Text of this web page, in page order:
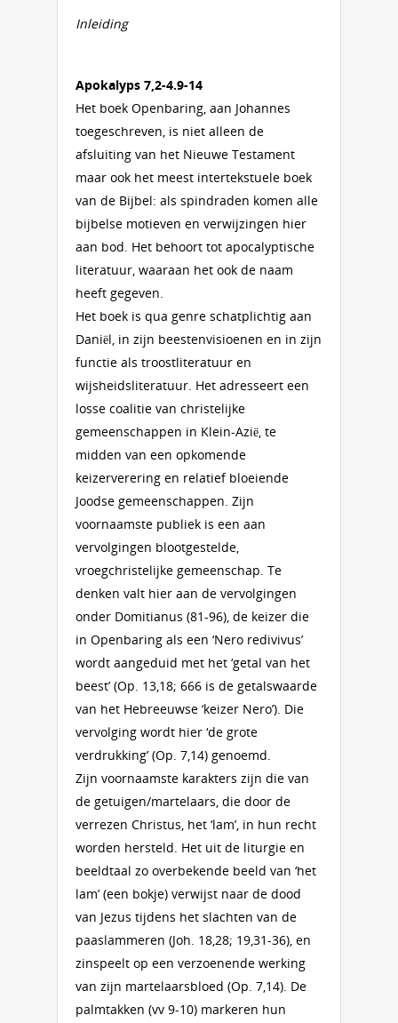
Inleiding
Apokalyps 7,2-4.9-14
Het boek Openbaring, aan Johannes
toegeschreven, is niet alleen de
afsluiting van het Nieuwe Testament
maar ook het meest intertekstuele boek
van de Bijbel: als spindraden komen alle
bijbelse motieven en verwijzingen hier
aan bod. Het behoort tot apocalyptische
literatuur, waaraan het ook de naam
heeft gegeven.
Het boek is qua genre schatplichtig aan
Daniël, in zijn beestenvisioenen en in zijn
functie als troostliteratuur en
wijsheidsliteratuur. Het adresseert een
losse coalitie van christelijke
gemeenschappen in Klein-Azië, te
midden van een opkomende
keizerverering en relatief bloeiende
Joodse gemeenschappen. Zijn
voornaamste publiek is een aan
vervolgingen blootgestelde,
vroegchristelijke gemeenschap. Te
denken valt hier aan de vervolgingen
onder Domitianus (81-96), de keizer die
in Openbaring als een ‘Nero redivivus’
wordt aangeduid met het ‘getal van het
beest’ (Op. 13,18; 666 is de getalswaarde
van het Hebreeuwse ‘keizer Nero’). Die
vervolging wordt hier ‘de grote
verdrukking’ (Op. 7,14) genoemd.
Zijn voornaamste karakters zijn die van
de getuigen/martelaars, die door de
verrezen Christus, het ‘lam’, in hun recht
worden hersteld. Het uit de liturgie en
beeldtaal zo overbekende beeld van ‘het
lam’ (een bokje) verwijst naar de dood
van Jezus tijdens het slachten van de
paaslammeren (Joh. 18,28; 19,31-36), en
zinspeelt op een verzoenende werking
van zijn martelaarsbloed (Op. 7,14). De
palmtakken (vv 9-10) markeren hun